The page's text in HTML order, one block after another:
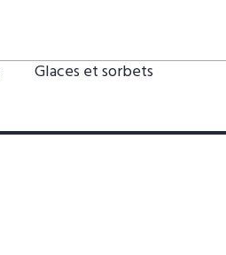
Glaces et sorbets